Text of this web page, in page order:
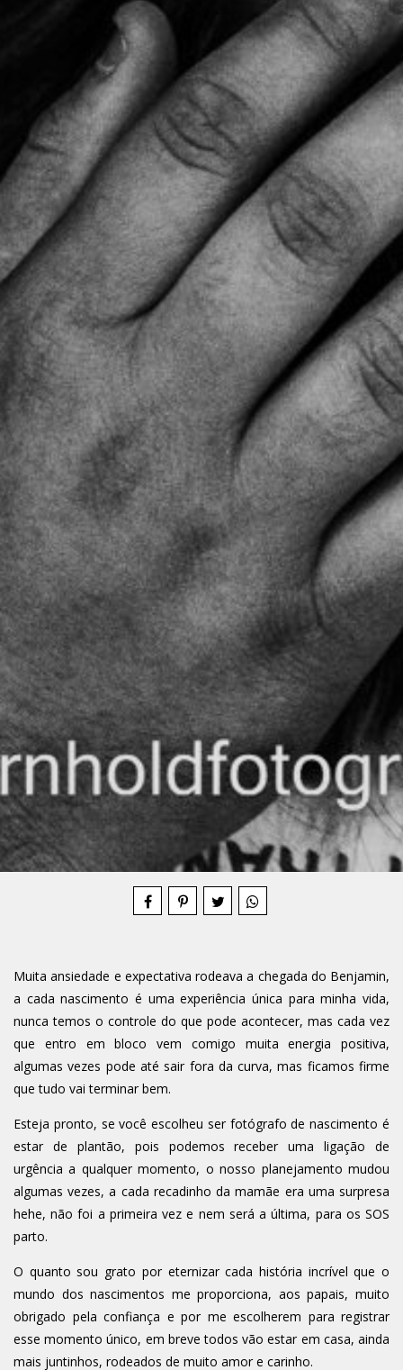
Compartilhe
Muita ansiedade e expectativa rodeava a chegada do Benjamin,
a cada nascimento é uma experiência única para minha vida,
nunca temos o controle do que pode acontecer, mas cada vez
que entro em bloco vem comigo muita energia positiva,
algumas vezes pode até sair fora da curva, mas ficamos firme
que tudo vai terminar bem.
Esteja pronto, se você escolheu ser fotógrafo de nascimento é
estar de plantão, pois podemos receber uma ligação de
urgência a qualquer momento, o nosso planejamento mudou
algumas vezes, a cada recadinho da mamãe era uma surpresa
hehe, não foi a primeira vez e nem será a última, para os SOS
parto.
O quanto sou grato por eternizar cada história incrível que o
mundo dos nascimentos me proporciona, aos papais, muito
obrigado pela confiança e por me escolherem para registrar
esse momento único, em breve todos vão estar em casa, ainda
mais juntinhos, rodeados de muito amor e carinho.